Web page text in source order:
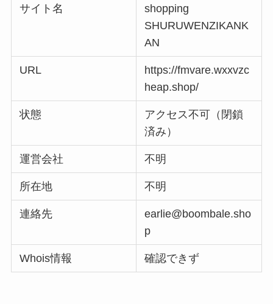
サイト名
shopping
SHURUWENZIKANK
AN
URL
https://fmvare.wxxvzc
heap.shop/
状態
アクセス不可（閉鎖
済み）
運営会社 不明
所在地 不明
連絡先
earlie@boombale.sho
p
Whois情報 確認できず